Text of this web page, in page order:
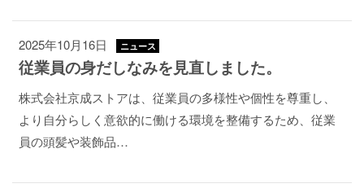
2025年10月16日 ニュース
従業員の身だしなみを見直しました。
株式会社京成ストアは、従業員の多様性や個性を尊重し、
より自分らしく意欲的に働ける環境を整備するため、従業
員の頭髪や装飾品…